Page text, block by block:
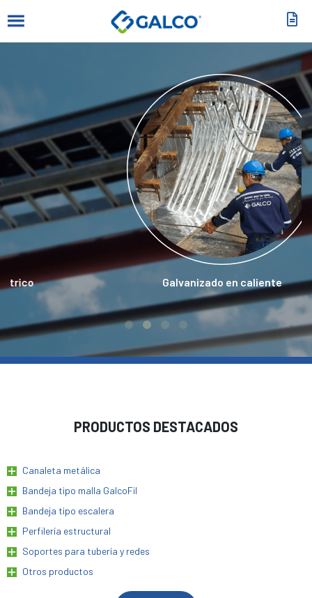
Galvanizado en caliente
PRODUCTOS DESTACADOS
Canaleta metálica
Bandeja tipo malla GalcoFil
Bandeja tipo escalera
Perfilería estructural
Soportes para tubería y redes
Otros productos